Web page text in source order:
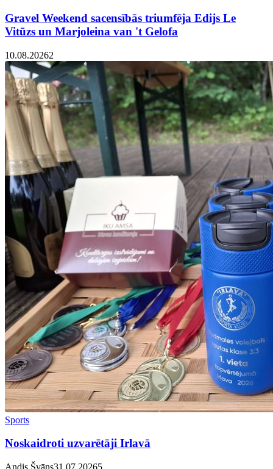
Gravel Weekend sacensībās triumfēja Edijs Le
Vitūzs un Marjoleina van 't Gelofa
10.08.20262
Sports
Noskaidroti uzvarētāji Irlavā